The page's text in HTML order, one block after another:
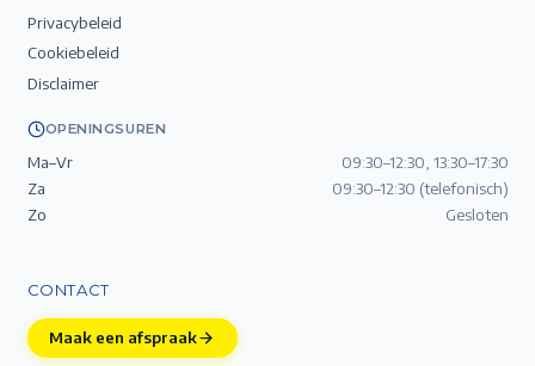
Privacybeleid
Cookiebeleid
Disclaimer
OPENINGSUREN
Ma–Vr
09:30–12:30, 13:30–17:30
Za
09:30–12:30 (telefonisch)
Zo
Gesloten
CONTACT
Maak een afspraak